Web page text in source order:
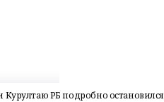
Курултаю РБ подробно